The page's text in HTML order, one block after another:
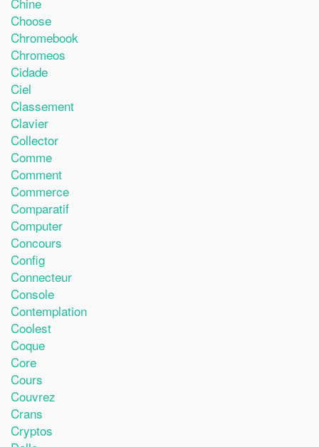
Choose
Chromebook
Chromeos
Cidade
Ciel
Classement
Clavier
Collector
Comme
Comment
Commerce
Comparatif
Computer
Concours
Config
Connecteur
Console
Contemplation
Coolest
Coque
Core
Cours
Couvrez
Crans
Cryptos